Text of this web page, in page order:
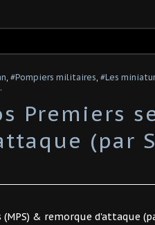
, #Pompiers militaires, #Les
Premiers
(par
& remorque d'attaque